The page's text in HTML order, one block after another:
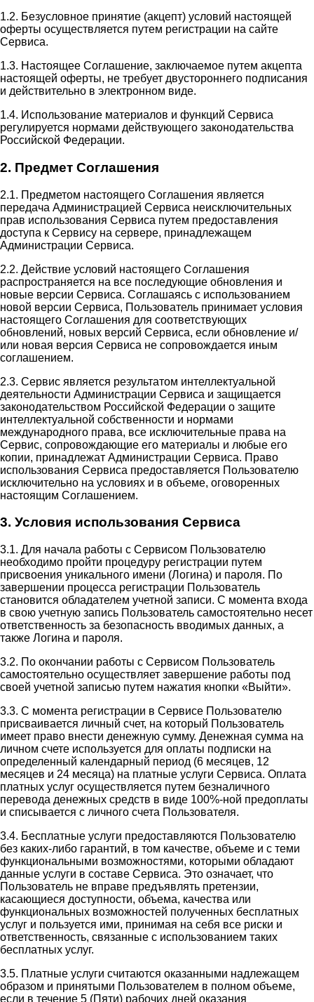
1.2. Безусловное принятие (акцепт) условий настоящей
оферты осуществляется путем регистрации на сайте
Сервиса.
1.3. Настоящее Соглашение, заключаемое путем акцепта
настоящей оферты, не требует двустороннего подписания
и действительно в электронном виде.
1.4. Использование материалов и функций Сервиса
регулируется нормами действующего законодательства
Российской Федерации.
2. Предмет Соглашения
2.1. Предметом настоящего Соглашения является
передача Администрацией Сервиса неисключительных
прав использования Сервиса путем предоставления
доступа к Сервису на сервере, принадлежащем
Администрации Сервиса.
2.2. Действие условий настоящего Соглашения
распространяется на все последующие обновления и
новые версии Сервиса. Соглашаясь с использованием
новой версии Сервиса, Пользователь принимает условия
настоящего Соглашения для соответствующих
обновлений, новых версий Сервиса, если обновление и/
или новая версия Сервиса не сопровождается иным
соглашением.
2.3. Сервис является результатом интеллектуальной
деятельности Администрации Сервиса и защищается
законодательством Российской Федерации о защите
интеллектуальной собственности и нормами
международного права, все исключительные права на
Сервис, сопровождающие его материалы и любые его
копии, принадлежат Администрации Сервиса. Право
использования Сервиса предоставляется Пользователю
исключительно на условиях и в объеме, оговоренных
настоящим Соглашением.
3. Условия использования Сервиса
3.1. Для начала работы с Сервисом Пользователю
необходимо пройти процедуру регистрации путем
присвоения уникального имени (Логина) и пароля. По
завершении процесса регистрации Пользователь
становится обладателем учетной записи. С момента входа
в свою учетную запись Пользователь самостоятельно несет
ответственность за безопасность вводимых данных, а
также Логина и пароля.
3.2. По окончании работы с Сервисом Пользователь
самостоятельно осуществляет завершение работы под
своей учетной записью путем нажатия кнопки «Выйти».
3.3. С момента регистрации в Сервисе Пользователю
присваивается личный счет, на который Пользователь
имеет право внести денежную сумму. Денежная сумма на
личном счете используется для оплаты подписки на
определенный календарный период (6 месяцев, 12
месяцев и 24 месяца) на платные услуги Сервиса. Оплата
платных услуг осуществляется путем безналичного
перевода денежных средств в виде 100%-ной предоплаты
и списывается с личного счета Пользователя.
3.4. Бесплатные услуги предоставляются Пользователю
без каких-либо гарантий, в том качестве, объеме и с теми
функциональными возможностями, которыми обладают
данные услуги в составе Сервиса. Это означает, что
Пользователь не вправе предъявлять претензии,
касающиеся доступности, объема, качества или
функциональных возможностей полученных бесплатных
услуг и пользуется ими, принимая на себя все риски и
ответственность, связанные с использованием таких
бесплатных услуг.
3.5. Платные услуги считаются оказанными надлежащем
образом и принятыми Пользователем в полном объеме,
если в течение 5 (Пяти) рабочих дней оказания